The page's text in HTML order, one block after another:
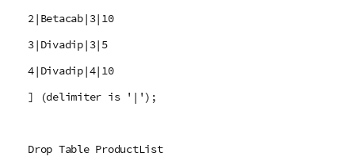
2|Betacab|3|10
3|Divadip|3|5
4|Divadip|4|10
] (delimiter is '|');
Drop Table ProductList